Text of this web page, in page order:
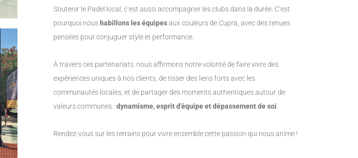
Soutenir le Padel local, c’est aussi accompagner les clubs dans la durée. C’est
pourquoi nous habillons les équipesaux couleurs de Cupra, avec des tenues
pensées pour conjuguer style et performance.
À travers ces partenariats, nous affirmons notre volonté de faire vivre des
expériences uniques à nos clients, de tisser des liens forts avec les
communautés locales, et de partager des moments authentiques autour de
valeurs communes : dynamisme, esprit d’équipe et dépassement de soi.
Rendez-vous sur les terrains pour vivre ensemble cette passion qui nous anime !